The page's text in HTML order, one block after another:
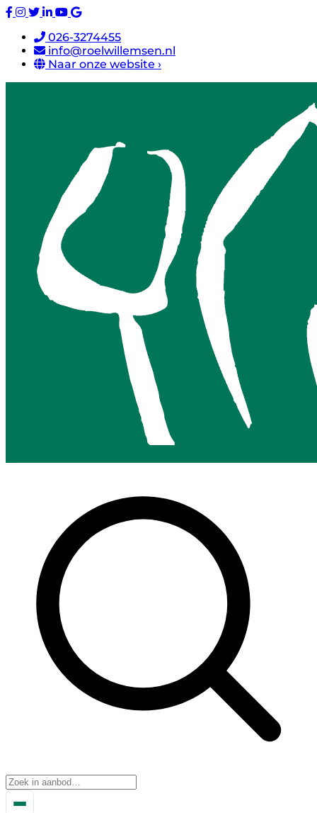
026-3274455
info@roelwillemsen.nl
Naar onze website ›